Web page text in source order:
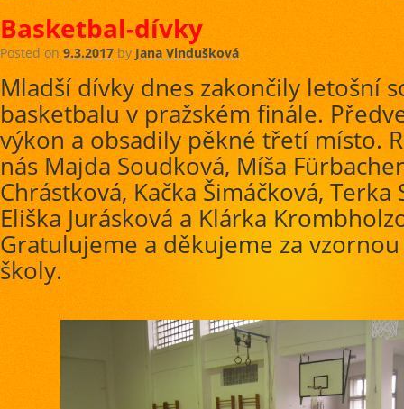
Basketbal-dívky
Posted on 9.3.2017 by Jana Vindušková
Mladší dívky dnes zakončily letošní
basketbalu v pražském finále.
výkon a obsadily pěkné třetí místo.
nás Majda Soudková, Míša
Chrástková, Kačka Šimáčková, Terka
Eliška Jurásková a Klárka
Gratulujeme a děkujeme za
školy.